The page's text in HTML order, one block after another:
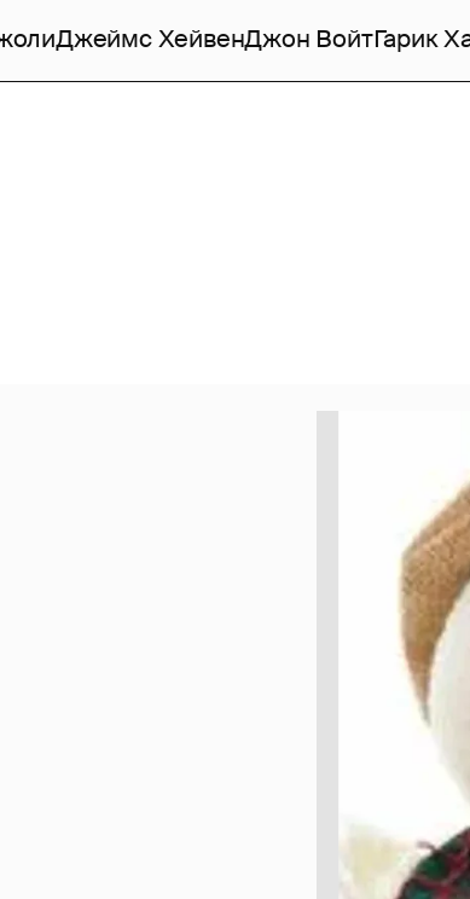
Джеймс ХейвенДжон ВойтГарик